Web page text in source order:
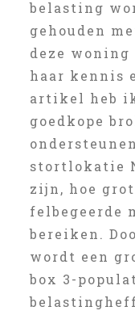
belasting
gehouden
deze
haar kennis
artikel heb
goedkope
stortlokatie
zijn, hoe
felbegeerde
bereiken.
wordt een
box 3-